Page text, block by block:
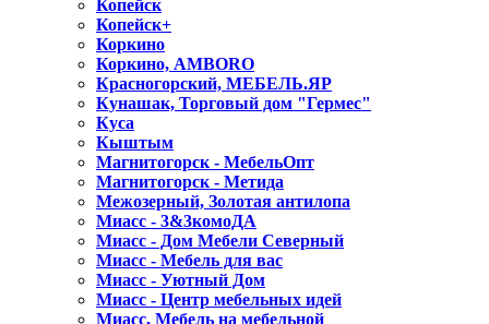
Копейск
Копейск+
Коркино
Коркино, AMBORO
Красногорский, МЕБЕЛЬ.ЯР
Кунашак, Торговый дом "Гермес"
Куса
Кыштым
Магнитогорск - МебельОпт
Магнитогорск - Метида
Межозерный, Золотая антилопа
Миасс - 3&3комоДА
Миасс - Дом Мебели Северный
Миасс - Мебель для вас
Миасс - Уютный Дом
Миасс - Центр мебельных идей
Миасс, Мебель на мебельной